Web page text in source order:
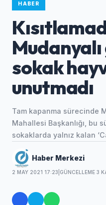
HABER
sokak
unutmadı
Tam kapanma sürecinde
Mahallesi Başkanlığı, bu
sokaklarda yalnız kalan
Haber Merkezi
2 MAY 2021 17:23 GÜNCELLEME 3